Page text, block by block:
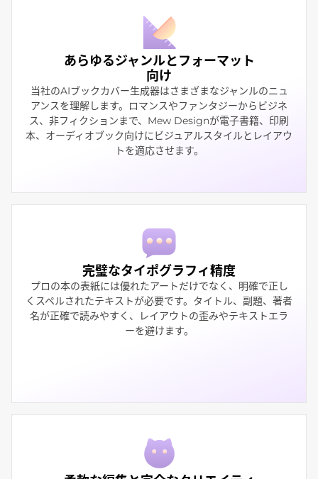
あらゆるジャンルとフォーマット
向け
当社のAIブックカバー生成器はさまざまなジャンルのニュ
アンスを理解します。ロマンスやファンタジーからビジネ
ス、非フィクションまで、Mew Designが電子書籍、印刷
本、オーディオブック向けにビジュアルスタイルとレイアウ
トを適応させます。
完璧なタイポグラフィ精度
プロの本の表紙には優れたアートだけでなく、明確で正し
くスペルされたテキストが必要です。タイトル、副題、著者
名が正確で読みやすく、レイアウトの歪みやテキストエラ
ーを避けます。